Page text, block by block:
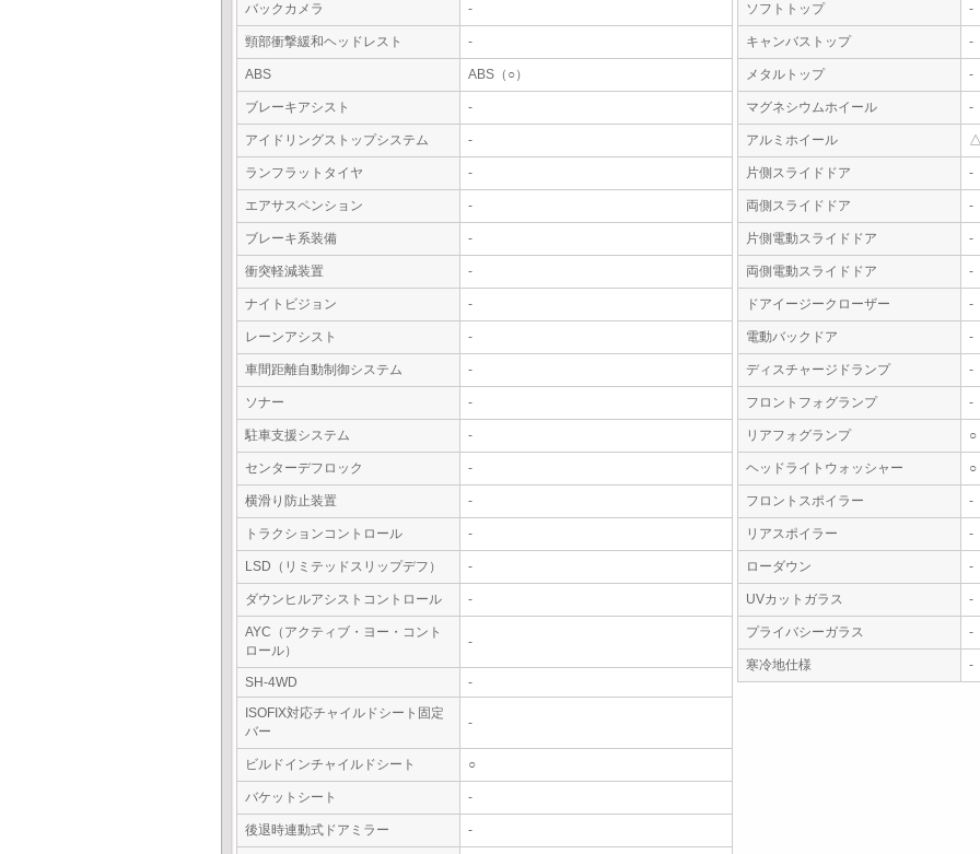
バックカメラ -
頸部衝撃緩和ヘッドレスト -
ABS ABS（○）
ブレーキアシスト -
アイドリングストップシステム -
ランフラットタイヤ -
エアサスペンション -
ブレーキ系装備 -
衝突軽減装置 -
ナイトビジョン -
レーンアシスト -
車間距離自動制御システム -
ソナー -
駐車支援システム -
センターデフロック -
横滑り防止装置 -
トラクションコントロール -
LSD（リミテッドスリップデフ） -
ダウンヒルアシストコントロール -
AYC（アクティブ・ヨー・コント
ロール）
-
SH-4WD
-
ISOFIX対応チャイルドシート固定
バー
-
ビルドインチャイルドシート ○
バケットシート -
後退時連動式ドアミラー -
ソフトトップ -
キャンバストップ -
メタルトップ -
マグネシウムホイール -
アルミホイール △
片側スライドドア -
両側スライドドア -
片側電動スライドドア -
両側電動スライドドア -
ドアイージークローザー -
電動バックドア -
ディスチャージドランプ -
フロントフォグランプ -
リアフォグランプ ○
ヘッドライトウォッシャー ○
フロントスポイラー -
リアスポイラー -
ローダウン -
UVカットガラス -
プライバシーガラス -
寒冷地仕様 -